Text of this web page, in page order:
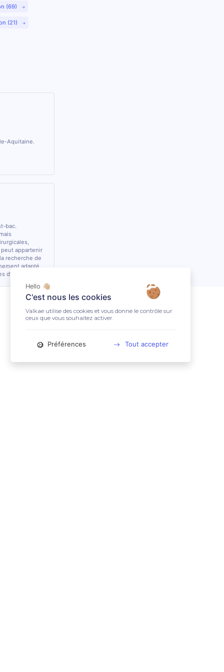
(69)
(21)
Aquitaine.
bac.
appartenir
recherche de
adapté.
Hello 👋🏼
C'est nous les cookies
Valkae utilise des cookies et vous donne le contrôle sur
ceux que vous souhaitez activer.
Préférences Tout accepter